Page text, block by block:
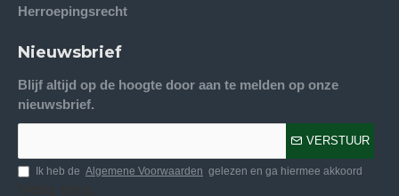
Herroepingsrecht
Nieuwsbrief
Blijf altijd op de hoogte door aan te melden op onze
nieuwsbrief.
VERSTUUR
Ik heb de Algemene Voorwaarden gelezen en ga hiermee akkoord